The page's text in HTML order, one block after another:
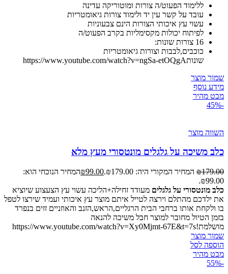
ללימוד הפעוט/ה צורות ומוטוריקה עדינה
עובד על קשר עין יד ולימוד צורות גיאומטריות
עשוי עץ איכותי הצורות הינם צבעוניות
לפיתוח יכולות מקסימליות בקרב הפעוט/ה
16 צורות שונות:
כוכבים,לבבות וצורות גיאומטריות
שונותhttps://www.youtube.com/watch?v=ngSa-etOQgA
שמור מוצר
מידע נוסף
מבט מהיר
-45%
השווה מוצר
כלב משיכה על גלגלים מונטסורי מעץ מלא
₪179.00 המחיר המקורי היה: ₪179.00. ₪99.00
המחיר הנוכחי הוא:
₪99.00.
כלב מונטסורי על גלגלים מעודד זחילה+הליכה עשוי עץ הצעצוע שיוציא
את ילדכם מהתלם וירצה לטייל איתם מוצר עץ איכותי ועמיד שירצו לטפל
בו ולקחת אותו ברחבי הבית הרגליים,הראש,הזנב והאוזניים זזים בנפרד
בזמן הטיול מחובר למוצר חבל משיכה להנאה
מושלמת!https://www.youtube.com/watch?v=Xy0Mjmt-67E&t=7s
שמור מוצר
הוספה לסל
מבט מהיר
-55%